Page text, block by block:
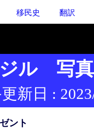
移民史 翻訳
ジル 写
新日 :
ント